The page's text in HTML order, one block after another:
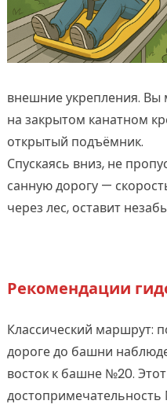
внешние укрепления. Вы
на закрытом канатном
открытый подъёмник.
Спускаясь вниз, не
санную дорогу —
через лес, оставит
Рекомендации
Классический маршрут:
дороге до башни
восток к башне №20.
достопримечательность